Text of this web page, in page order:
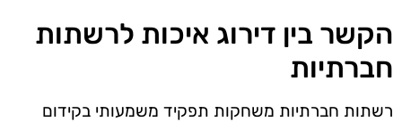
הקשר בין דירוג איכות לרשתות
חברתיות
רשתות חברתיות משחקות תפקיד משמעותי בקידום